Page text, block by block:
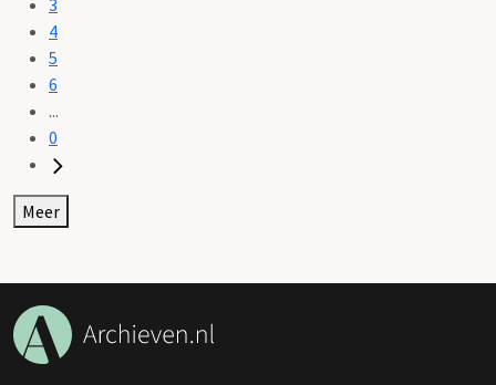
3
4
5
6
...
0
Meer